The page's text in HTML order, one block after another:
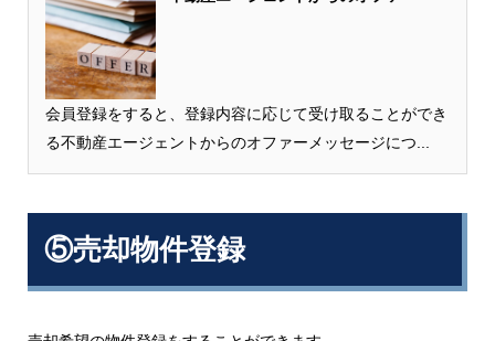
会員登録をすると、登録内容に応じて受け取ることができ
る不動産エージェントからのオファーメッセージにつ...
⑤売却物件登録